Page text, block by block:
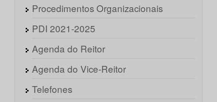
Procedimentos Organizacionais
PDI 2021-2025
Agenda do Reitor
Agenda do Vice-Reitor
Telefones